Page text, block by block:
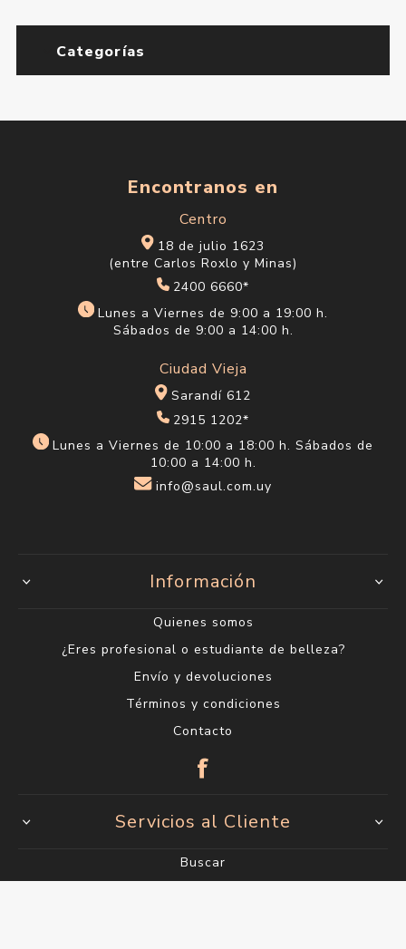
Categorías
Encontranos en
Centro
18 de julio 1623
(entre Carlos Roxlo y Minas)
2400 6660*
Lunes a Viernes de 9:00 a 19:00 h.
Sábados de 9:00 a 14:00 h.
Ciudad Vieja
Sarandí 612
2915 1202*
Lunes a Viernes de 10:00 a 18:00 h. Sábados de
10:00 a 14:00 h.
info@saul.com.uy
Información
Quienes somos
¿Eres profesional o estudiante de belleza?
Envío y devoluciones
Términos y condiciones
Contacto
Servicios al Cliente
Buscar